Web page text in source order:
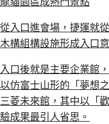
從入口進會場，捷運就
木構組構設施形成入口意
入口後就是主要企業館
以仿富士山形的「夢想
三菱未來館，其中以「
驗成果最引人省思。